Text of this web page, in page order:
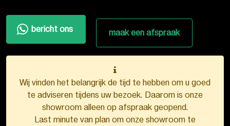
bericht ons maak een afspraak
Wij vinden het belangrijk de tijd te hebben om u goed
te adviseren tijdens uw bezoek. Daarom is onze
showroom alleen op afspraak geopend.
Last minute van plan om onze showroom te